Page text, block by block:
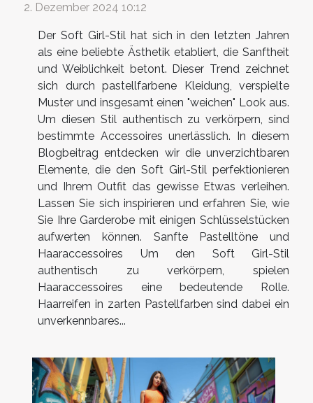
2. Dezember 2024 10:12
Der Soft Girl-Stil hat sich in den letzten Jahren
als eine beliebte Ästhetik etabliert, die Sanftheit
und Weiblichkeit betont. Dieser Trend zeichnet
sich durch pastellfarbene Kleidung, verspielte
Muster und insgesamt einen "weichen" Look aus.
Um diesen Stil authentisch zu verkörpern, sind
bestimmte Accessoires unerlässlich. In diesem
Blogbeitrag entdecken wir die unverzichtbaren
Elemente, die den Soft Girl-Stil perfektionieren
und Ihrem Outfit das gewisse Etwas verleihen.
Lassen Sie sich inspirieren und erfahren Sie, wie
Sie Ihre Garderobe mit einigen Schlüsselstücken
aufwerten können. Sanfte Pastelltöne und
Haaraccessoires Um den Soft Girl-Stil
authentisch zu verkörpern, spielen
Haaraccessoires eine bedeutende Rolle.
Haarreifen in zarten Pastellfarben sind dabei ein
unverkennbares...